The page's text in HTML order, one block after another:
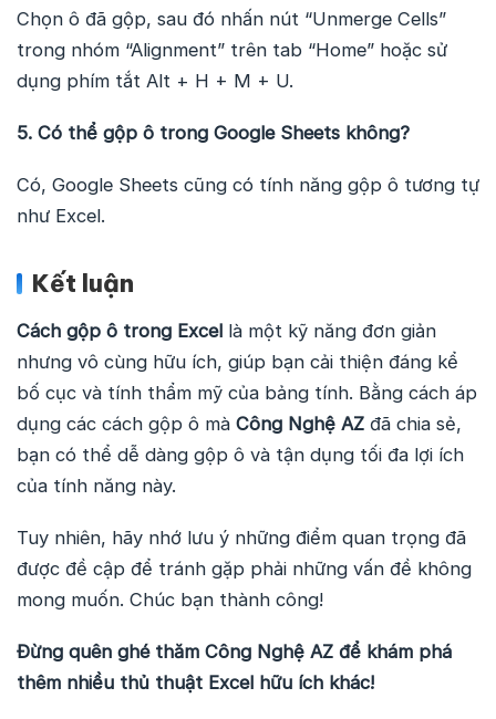
Chọn ô đã gộp, sau đó nhấn nút “Unmerge Cells”
trong nhóm “Alignment” trên tab “Home” hoặc sử
dụng phím tắt Alt + H + M + U.
5. Có thể gộp ô trong Google Sheets không?
Có, Google Sheets cũng có tính năng gộp ô tương tự
như Excel.
Kết luận
Cách gộp ô trong Excel là một kỹ năng đơn giản
nhưng vô cùng hữu ích, giúp bạn cải thiện đáng kể
bố cục và tính thẩm mỹ của bảng tính. Bằng cách áp
dụng các cách gộp ô mà Công Nghệ AZ đã chia sẻ,
bạn có thể dễ dàng gộp ô và tận dụng tối đa lợi ích
của tính năng này.
Tuy nhiên, hãy nhớ lưu ý những điểm quan trọng đã
được đề cập để tránh gặp phải những vấn đề không
mong muốn. Chúc bạn thành công!
Đừng quên ghé thăm Công Nghệ AZ để khám phá
thêm nhiều thủ thuật Excel hữu ích khác!